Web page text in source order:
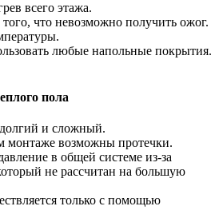
всего этажа.
что невозможно получить ожог.
любые напольные покрытия.
пола
и сложный.
монтаже возможны протечки.
в общей системе из-за
не рассчитан на большую
только с помощью